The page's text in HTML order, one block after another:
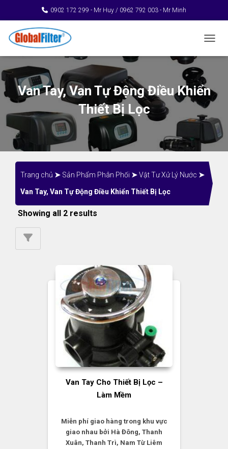
0902 172 299 - Mr Huy / 0962 792 003 - Mr Minh
Van Tay, Van Tự Động Điều Khiển
Thiết Bị Lọc
Trang chủ ➤ Sản Phẩm Phân Phối ➤Vật Tư Xử Lý Nước ➤
Van Tay, Van Tự Động Điều Khiển Thiết Bị Lọc
Showing all 2 results
Van Tay Cho Thiết Bị Lọc –
Làm Mềm
Miễn phí giao hàng trong khu vực
giao nhau bởi Hà Đông, Thanh
Xuân, Thanh Trì, Nam Từ Liêm